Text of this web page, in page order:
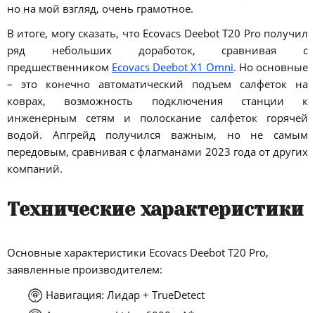
но на мой взгляд, очень грамотное.
В итоге, могу сказать, что Ecovacs Deebot T20 Pro получил
ряд небольших доработок, сравнивая с
предшественником Ecovacs Deebot X1 Omni. Но основные
– это конечно автоматический подъем салфеток на
коврах, возможность подключения станции к
инженерным сетям и полоскание салфеток горячей
водой. Апгрейд получился важным, но не самым
передовым, сравнивая с флагманами 2023 года от других
компаний.
Технические характеристики
Основные характеристики Ecovacs Deebot T20 Pro,
заявленные производителем:
Навигация: Лидар + TrueDetect